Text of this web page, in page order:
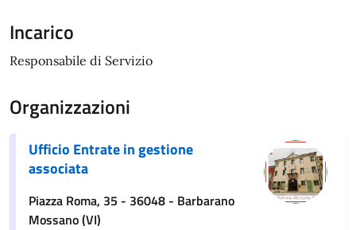
Incarico
Responsabile di Servizio
Organizzazioni
Ufficio Entrate in gestione
associata
Piazza Roma, 35 - 36048 - Barbarano
Mossano (VI)